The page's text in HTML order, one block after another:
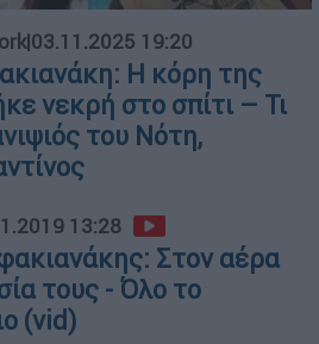
|03.11.2025 19:20
Η κόρη της
νεκρή στο σπίτι – Τι
του Νότη,
13:28
Στον αέρα
τους - Όλο το
(vid)